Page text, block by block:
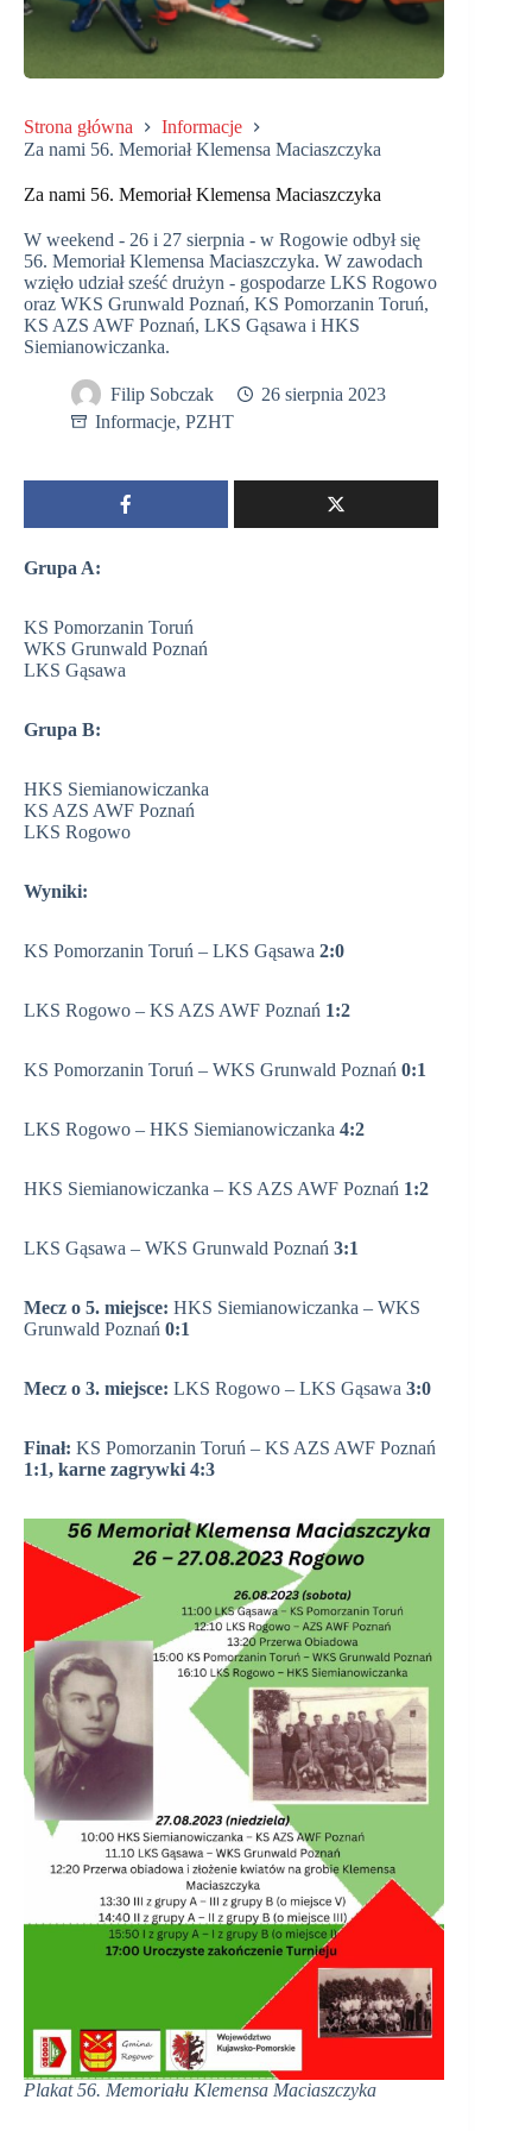
Strona główna
Informacje
Za nami 56. Memoriał Klemensa Maciaszczyka
Za nami 56. Memoriał Klemensa Maciaszczyka
W weekend - 26 i 27 sierpnia - w Rogowie odbył się
56. Memoriał Klemensa Maciaszczyka. W zawodach
wzięło udział sześć drużyn - gospodarze LKS Rogowo
oraz WKS Grunwald Poznań, KS Pomorzanin Toruń,
KS AZS AWF Poznań, LKS Gąsawa i HKS
Siemianowiczanka.
Filip Sobczak
26 sierpnia 2023
Informacje, PZHT
Grupa A:
KS Pomorzanin Toruń
WKS Grunwald Poznań
LKS Gąsawa
Grupa B:
HKS Siemianowiczanka
KS AZS AWF Poznań
LKS Rogowo
Wyniki:
KS Pomorzanin Toruń – LKS Gąsawa 2:0
LKS Rogowo – KS AZS AWF Poznań 1:2
KS Pomorzanin Toruń – WKS Grunwald Poznań 0:1
LKS Rogowo – HKS Siemianowiczanka 4:2
HKS Siemianowiczanka – KS AZS AWF Poznań 1:2
LKS Gąsawa – WKS Grunwald Poznań 3:1
Mecz o 5. miejsce: HKS Siemianowiczanka – WKS
Grunwald Poznań 0:1
Mecz o 3. miejsce: LKS Rogowo – LKS Gąsawa 3:0
Finał: KS Pomorzanin Toruń – KS AZS AWF Poznań
1:1, karne zagrywki 4:3
Plakat 56. Memoriału Klemensa Maciaszczyka